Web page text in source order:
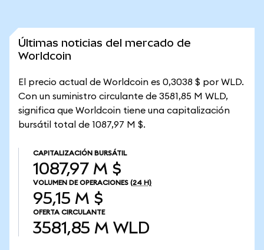
Últimas noticias del mercado de
Worldcoin
El precio actual de Worldcoin es 0,3038 $ por WLD.
Con un suministro circulante de 3581,85 M WLD,
significa que Worldcoin tiene una capitalización
bursátil total de 1087,97 M $.
CAPITALIZACIÓN BURSÁTIL
1087,97 M $
VOLUMEN DE OPERACIONES (24 H)
95,15 M $
OFERTA CIRCULANTE
3581,85 M WLD